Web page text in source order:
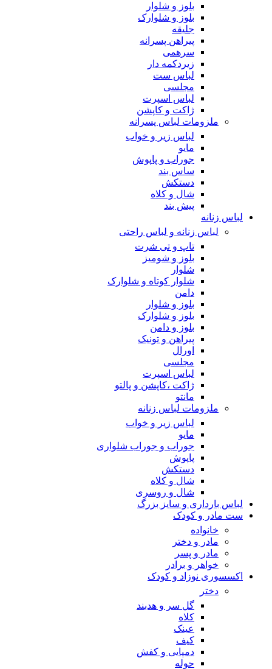
بلوز و شلوار
بلوز و شلوارک
جلیقه
پیراهن پسرانه
سرهمی
زیردکمه دار
لباس ست
مجلسی
لباس اسپرت
ژاکت و کاپشن
ملزومات لباس پسرانه
لباس زیر و خواب
مایو
جوراب و پاپوش
ساس بند
دستکش
شال و کلاه
پیش بند
لباس زنانه
لباس زنانه و لباس راحتی
تاپ و تی شرت
بلوز و شومیز
شلوار
شلوار کوتاه و شلوارک
دامن
بلوز و شلوار
بلوز و شلوارک
بلوز و دامن
پیراهن و تونیک
اورال
مجلسی
لباس اسپرت
ژاکت ،کاپشن و پالتو
مانتو
ملزومات لباس زنانه
لباس زیر و خواب
مایو
جوراب و جوراب شلواری
پاپوش
دستکش
شال و کلاه
شال و روسری
لباس بارداری و سایز بزرگ
ست مادر و کودک
خانواده
مادر و دختر
مادر و پسر
خواهر و برادر
اکسسوری نوزاد و کودک
دختر
گل سر و هدبند
کلاه
عینک
کیف
دمپایی و کفش
حوله